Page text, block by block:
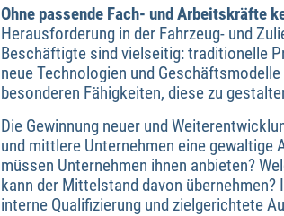
Ohne passende Fach- und Arbeitskräfte
Herausforderung in der Fahrzeug- und
Beschäftigte sind vielseitig: traditionelle
neue Technologien und
besonderen Fähigkeiten, diese zu
Die Gewinnung neuer und
und mittlere Unternehmen eine gewaltige
müssen Unternehmen ihnen anbieten?
kann der Mittelstand davon
interne Qualifizierung und zielgerichtete